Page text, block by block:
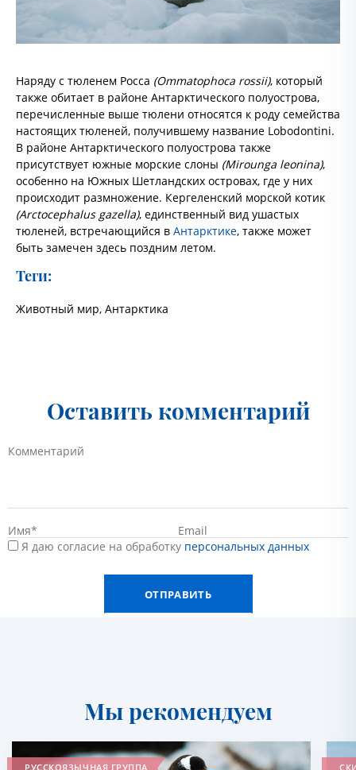
Наряду с тюленем Росса (Ommatophoca rossii), который
также обитает в районе Антарктического полуострова,
перечисленные выше тюлени относятся к роду семейства
настоящих тюленей, получившему название Lobodontini.
В районе Антарктического полуострова также
присутствует южные морские слоны (Mirounga leonina),
особенно на Южных Шетландских островах, где у них
происходит размножение. Кергеленский морской котик
(Arctocephalus gazella), единственный вид ушастых
тюленей, встречающийся в Антарктике, также может
быть замечен здесь поздним летом.
Теги:
Животный мир, Антарктика
Оставить комментарий
Я даю согласие на обработку персональных данных
Мы рекомендуем
РУССКОЯЗЫЧНАЯ ГРУППА